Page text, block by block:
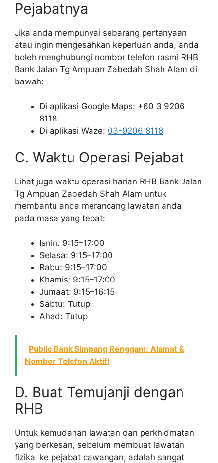
Pejabatnya
Jika anda mempunyai sebarang pertanyaan
atau ingin mengesahkan keperluan anda, anda
boleh menghubungi nombor telefon rasmi RHB
Bank Jalan Tg Ampuan Zabedah Shah Alam di
bawah:
Di aplikasi Google Maps: +60 3 9206
8118
Di aplikasi Waze: 03-9206 8118
C. Waktu Operasi Pejabat
Lihat juga waktu operasi harian RHB Bank Jalan
Tg Ampuan Zabedah Shah Alam untuk
membantu anda merancang lawatan anda
pada masa yang tepat:
Isnin: 9:15–17:00
Selasa: 9:15–17:00
Rabu: 9:15–17:00
Khamis: 9:15–17:00
Jumaat: 9:15–16:15
Sabtu: Tutup
Ahad: Tutup
Public Bank Simpang Renggam: Alamat &
Nombor Telefon Aktif!
D. Buat Temujanji dengan
RHB
Untuk kemudahan lawatan dan perkhidmatan
yang berkesan, sebelum membuat lawatan
fizikal ke pejabat cawangan, adalah sangat